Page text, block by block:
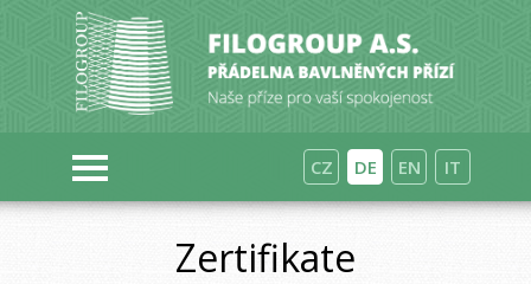
CZ DE EN IT
Zertifikate